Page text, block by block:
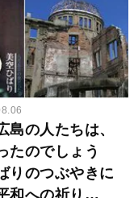
島の人たちは、
たのでしょう
りのつぶやきに